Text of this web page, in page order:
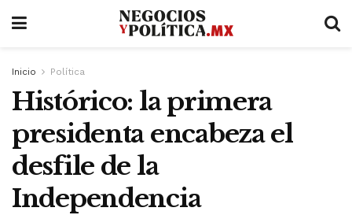
Inicio Política
Histórico: la primera
presidenta encabeza el
desfile de la
Independencia